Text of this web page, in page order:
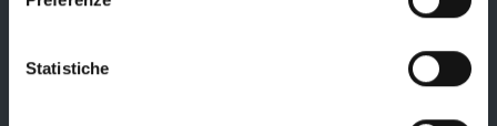
Statistiche